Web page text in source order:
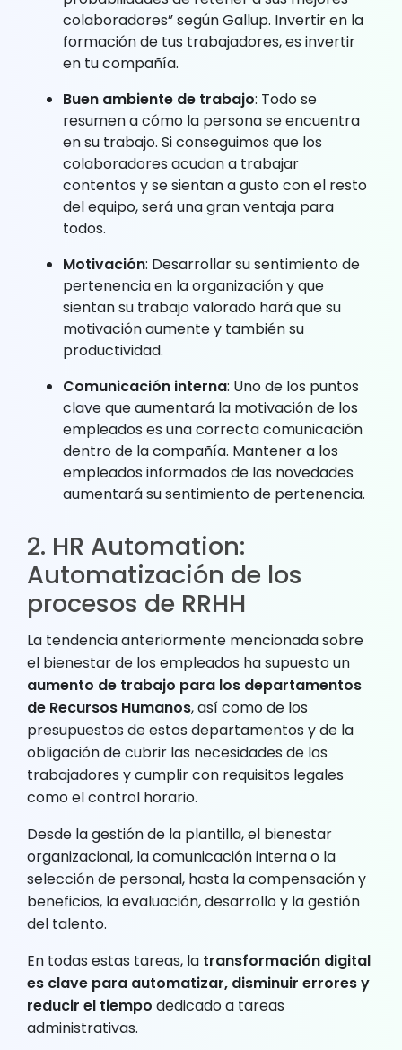
colaboradores” según Gallup. Invertir en la
formación de tus trabajadores, es invertir
en tu compañía.
Buen ambiente de trabajo: Todo se
resumen a cómo la persona se encuentra
en su trabajo. Si conseguimos que los
colaboradores acudan a trabajar
contentos y se sientan a gusto con el resto
del equipo, será una gran ventaja para
todos.
Motivación: Desarrollar su sentimiento de
pertenencia en la organización y que
sientan su trabajo valorado hará que su
motivación aumente y también su
productividad.
Comunicación interna: Uno de los puntos
clave que aumentará la motivación de los
empleados es una correcta comunicación
dentro de la compañía. Mantener a los
empleados informados de las novedades
aumentará su sentimiento de pertenencia.
2. HR Automation:
Automatización de los
procesos de RRHH
La tendencia anteriormente mencionada sobre
el bienestar de los empleados ha supuesto un
aumento de trabajo para los departamentos
de Recursos Humanos, así como de los
presupuestos de estos departamentos y de la
obligación de cubrir las necesidades de los
trabajadores y cumplir con requisitos legales
como el control horario.
Desde la gestión de la plantilla, el bienestar
organizacional, la comunicación interna o la
selección de personal, hasta la compensación y
beneficios, la evaluación, desarrollo y la gestión
del talento.
En todas estas tareas, la transformación digital
es clave para automatizar, disminuir errores y
reducir el tiempo dedicado a tareas
administrativas.